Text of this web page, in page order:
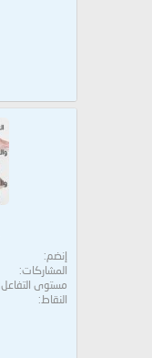
إنضم
المشاركات
مستوى التفاعل
النقاط